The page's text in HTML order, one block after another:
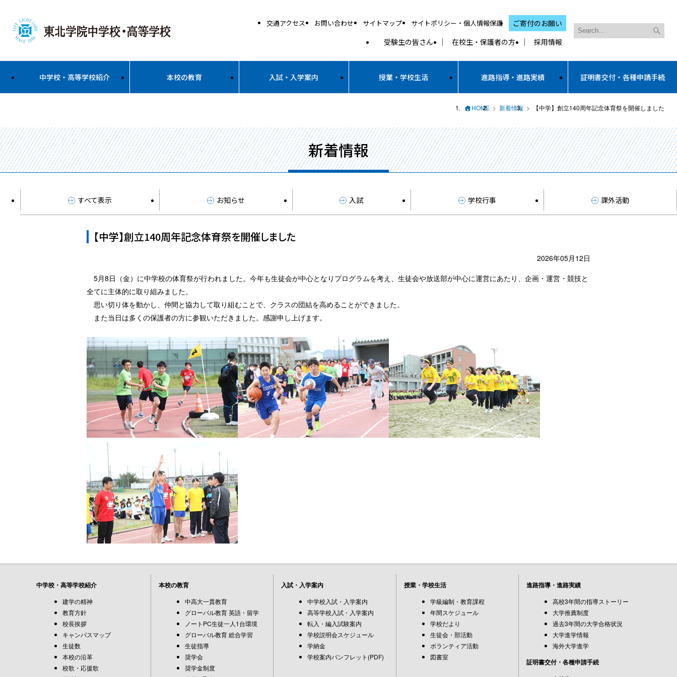
交通アクセス お問い合わせ サイトマップ サイトポリシー・個人情報保護
ご寄付のお願い
受験生の皆さん
在校生・保護者の方 採用情報
中学校・高等学校紹介 本校の教育 入試・入学案内 授業・学校生活 進路指導・進路実績 証明書交付・各種申請手続
HOME 新着情報 【中学】創立140周年記念体育祭を開催しました
新着情報
すべて表示 お知らせ 入試 学校行事 課外活動
【中学】創立140周年記念体育祭を開催しました
2026年05月12日
5月8日（金）に中学校の体育祭が行われました。今年も生徒会が中心となりプログラムを考え、生徒会や放送部が中心に運営にあたり、企画・運営・競技と
全てに主体的に取り組みました。
思い切り体を動かし、仲間と協力して取り組むことで、クラスの団結を高めることができました。
また当日は多くの保護者の方に参観いただきました。感謝申し上げます。
中学校・高等学校紹介
建学の精神
教育方針
校長挨拶
キャンパスマップ
生徒数
本校の沿革
校歌・応援歌
本校の教育
中高大一貫教育
グローバル教育 英語・留学
ノートPC生徒一人1台環境
グローバル教育 総合学習
生徒指導
奨学会
奨学金制度
入試・入学案内
中学校入試・入学案内
高等学校入試・入学案内
転入・編入試験案内
学校説明会スケジュール
学納金
学校案内パンフレット(PDF)
授業・学校生活
学級編制・教育課程
年間スケジュール
学校だより
生徒会・部活動
ボランティア活動
図書室
進路指導・進路実績
高校3年間の指導ストーリー
大学推薦制度
過去3年間の大学合格状況
大学進学情報
海外大学進学
証明書交付・各種申請手続